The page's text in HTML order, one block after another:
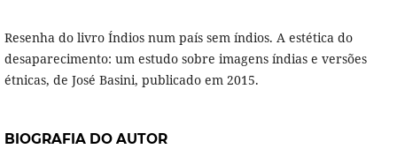
Resenha do livro Índios num país sem índios. A estética do
desaparecimento: um estudo sobre imagens índias e versões
étnicas, de José Basini, publicado em 2015.
BIOGRAFIA DO AUTOR